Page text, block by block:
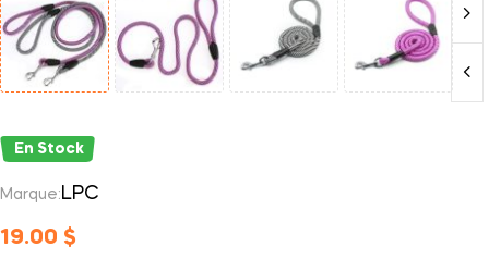
En Stock
Marque: LPC
19.00 $